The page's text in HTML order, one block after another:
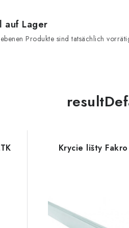
auf Lager
Produkte sind tatsächlich
Krycie lišty Fakro